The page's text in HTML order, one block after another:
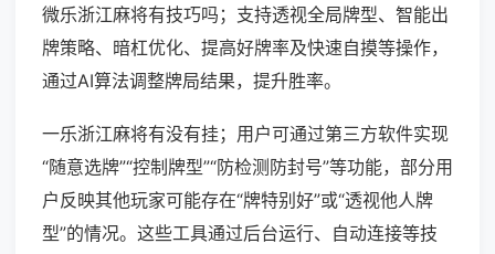
微乐浙江麻将有技巧吗；支持透视全局牌型、智能出
牌策略、暗杠优化、提高好牌率及快速自摸等操作，
通过AI算法调整牌局结果，提升胜率。
一乐浙江麻将有没有挂；用户可通过第三方软件实现
“随意选牌”“控制牌型”“防检测防封号”等功能，部分用
户反映其他玩家可能存在“牌特别好”或“透视他人牌
型”的情况。这些工具通过后台运行、自动连接等技